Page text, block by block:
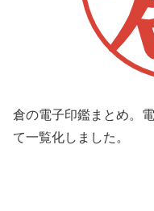
倉の電子印鑑まとめ。
て一覧化しました。